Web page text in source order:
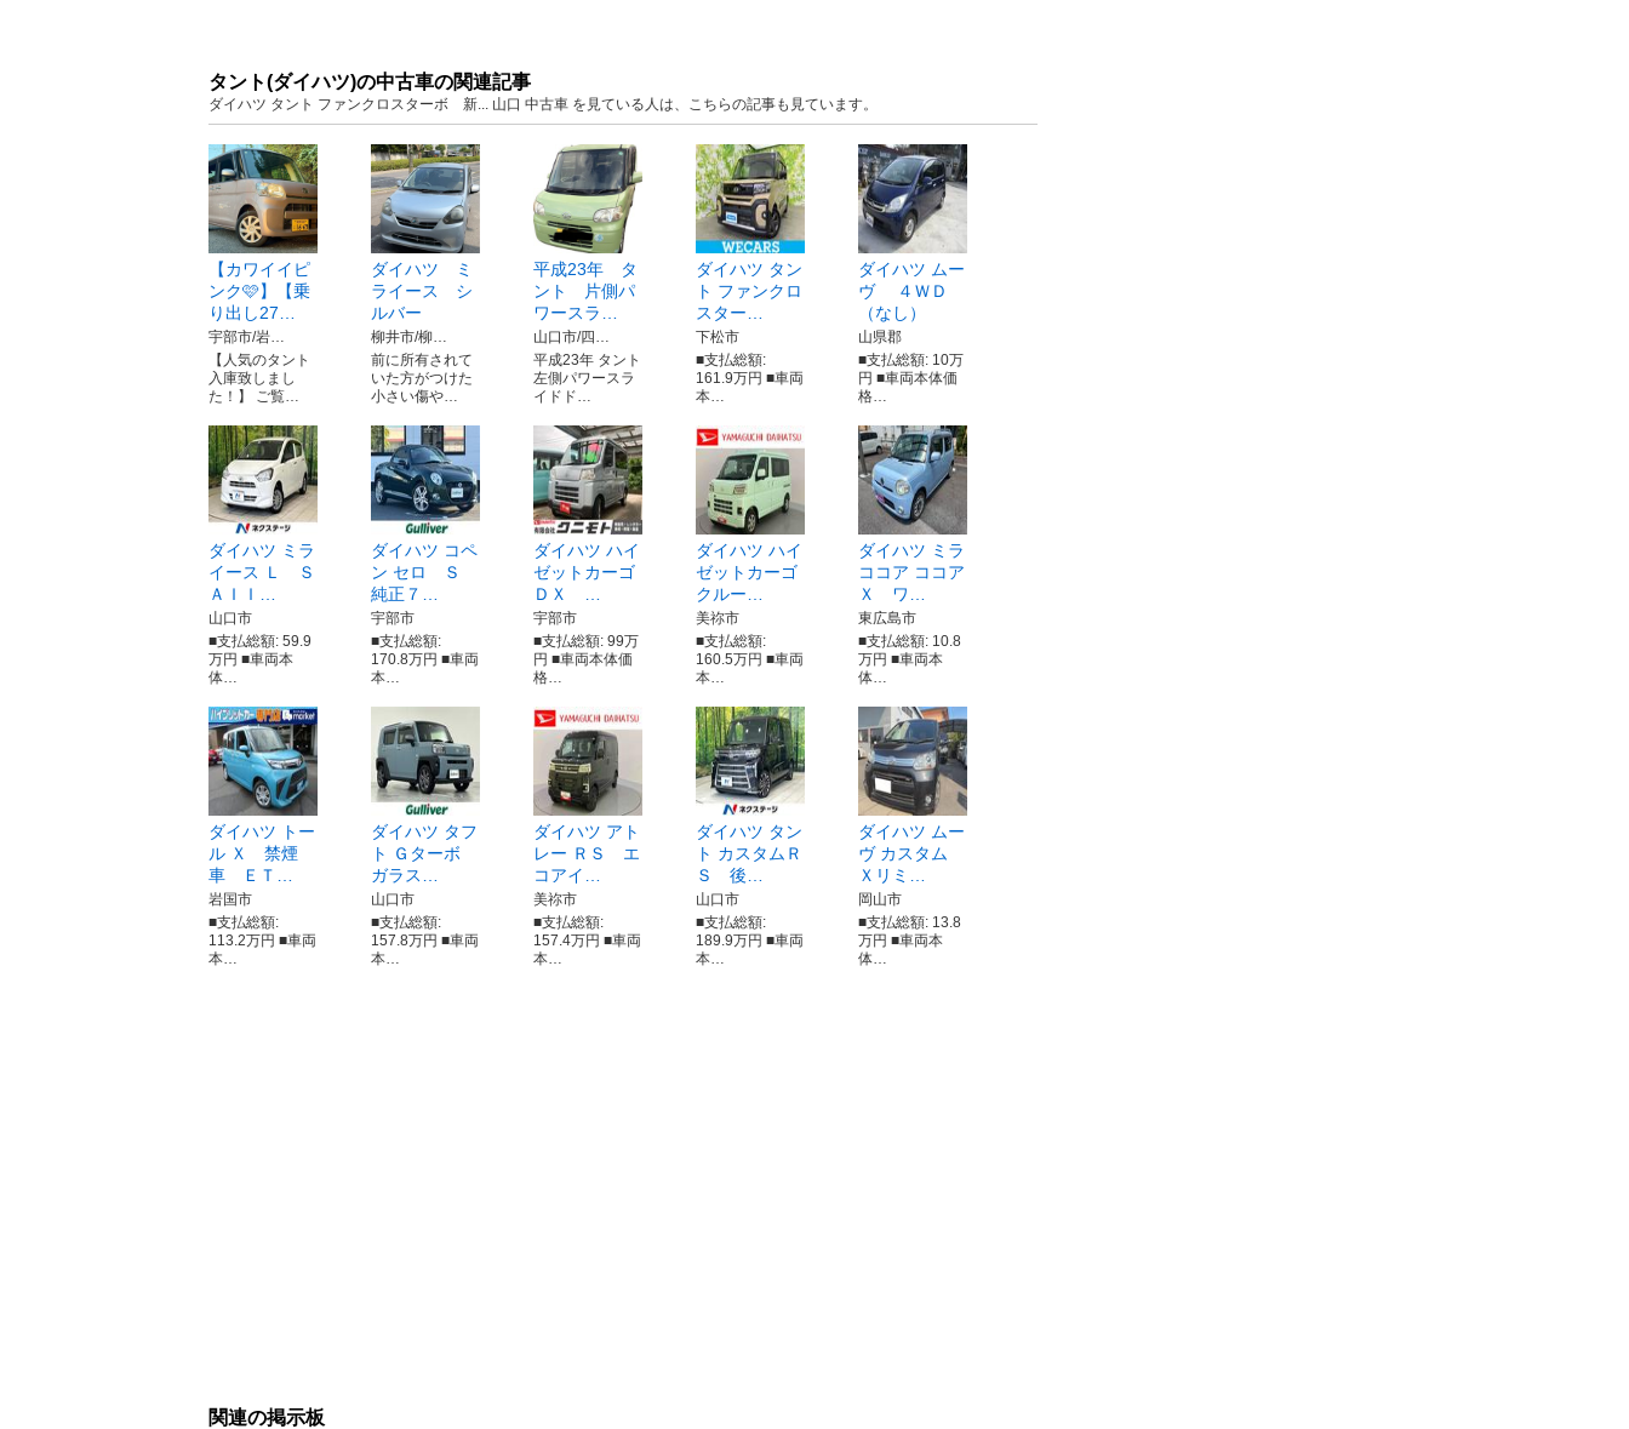
タント(ダイハツ)の中古車の関連記事
ダイハツ タント ファンクロスターボ 新... 山口 中古車 を見ている人は、こちらの記事も見ています。
【カワイイピ
ンク🩷】【乗
り出し27…
宇部市/岩…
【人気のタント
入庫致しまし
た！】 ご覧…
ダイハツ ミ
ライース シ
ルバー
柳井市/柳…
前に所有されて
いた方がつけた
小さい傷や…
平成23年 タ
ント 片側パ
ワースラ…
山口市/四…
平成23年 タント
左側パワースラ
イドド…
ダイハツ タン
ト ファンクロ
スター…
下松市
■支払総額:
161.9万円 ■車両
本…
ダイハツ ムー
ヴ ４ＷＤ
（なし）
山県郡
■支払総額: 10万
円 ■車両本体価
格…
ダイハツ ミラ
イース Ｌ Ｓ
ＡＩＩ…
山口市
■支払総額: 59.9
万円 ■車両本
体…
ダイハツ コペ
ン セロ Ｓ
純正７…
宇部市
■支払総額:
170.8万円 ■車両
本…
ダイハツ ハイ
ゼットカーゴ
ＤＸ …
宇部市
■支払総額: 99万
円 ■車両本体価
格…
ダイハツ ハイ
ゼットカーゴ
クルー…
美祢市
■支払総額:
160.5万円 ■車両
本…
ダイハツ ミラ
ココア ココア
Ｘ ワ…
東広島市
■支払総額: 10.8
万円 ■車両本
体…
ダイハツ トー
ル Ｘ 禁煙
車 ＥＴ…
岩国市
■支払総額:
113.2万円 ■車両
本…
ダイハツ タフ
ト Ｇターボ
ガラス…
山口市
■支払総額:
157.8万円 ■車両
本…
ダイハツ アト
レー ＲＳ エ
コアイ…
美祢市
■支払総額:
157.4万円 ■車両
本…
ダイハツ タン
ト カスタムＲ
Ｓ 後…
山口市
■支払総額:
189.9万円 ■車両
本…
ダイハツ ムー
ヴ カスタム
Ｘリミ…
岡山市
■支払総額: 13.8
万円 ■車両本
体…
関連の掲示板